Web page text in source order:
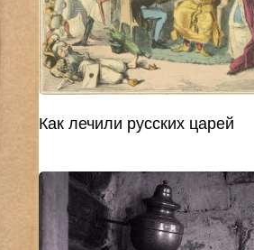
Как лечили русских царей